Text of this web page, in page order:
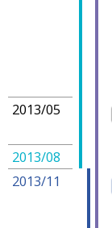
2013/05
2013/08
2013/11